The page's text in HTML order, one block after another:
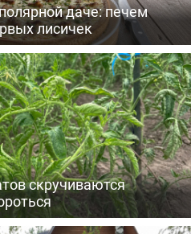
даче: печем
лисичек
скручиваются